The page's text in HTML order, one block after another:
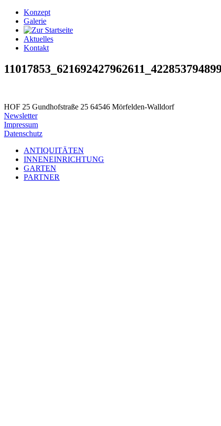
Konzept
Galerie
Aktuelles
Kontakt
HOF 25 Gundhofstraße 25 64546 Mörfelden-Walldorf
Newsletter
Impressum
Datenschutz
ANTIQUITÄTEN
INNENEINRICHTUNG
GARTEN
PARTNER